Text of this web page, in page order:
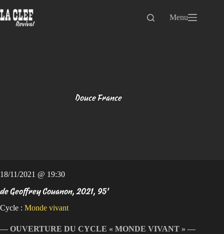
au
contenu
Menu
Douce France
18/11/2021 @ 19:30
de Geoffrey Couanon, 2021, 95’
Cycle : Monde vivant
— OUVERTURE DU CYCLE « MONDE VIVANT » —